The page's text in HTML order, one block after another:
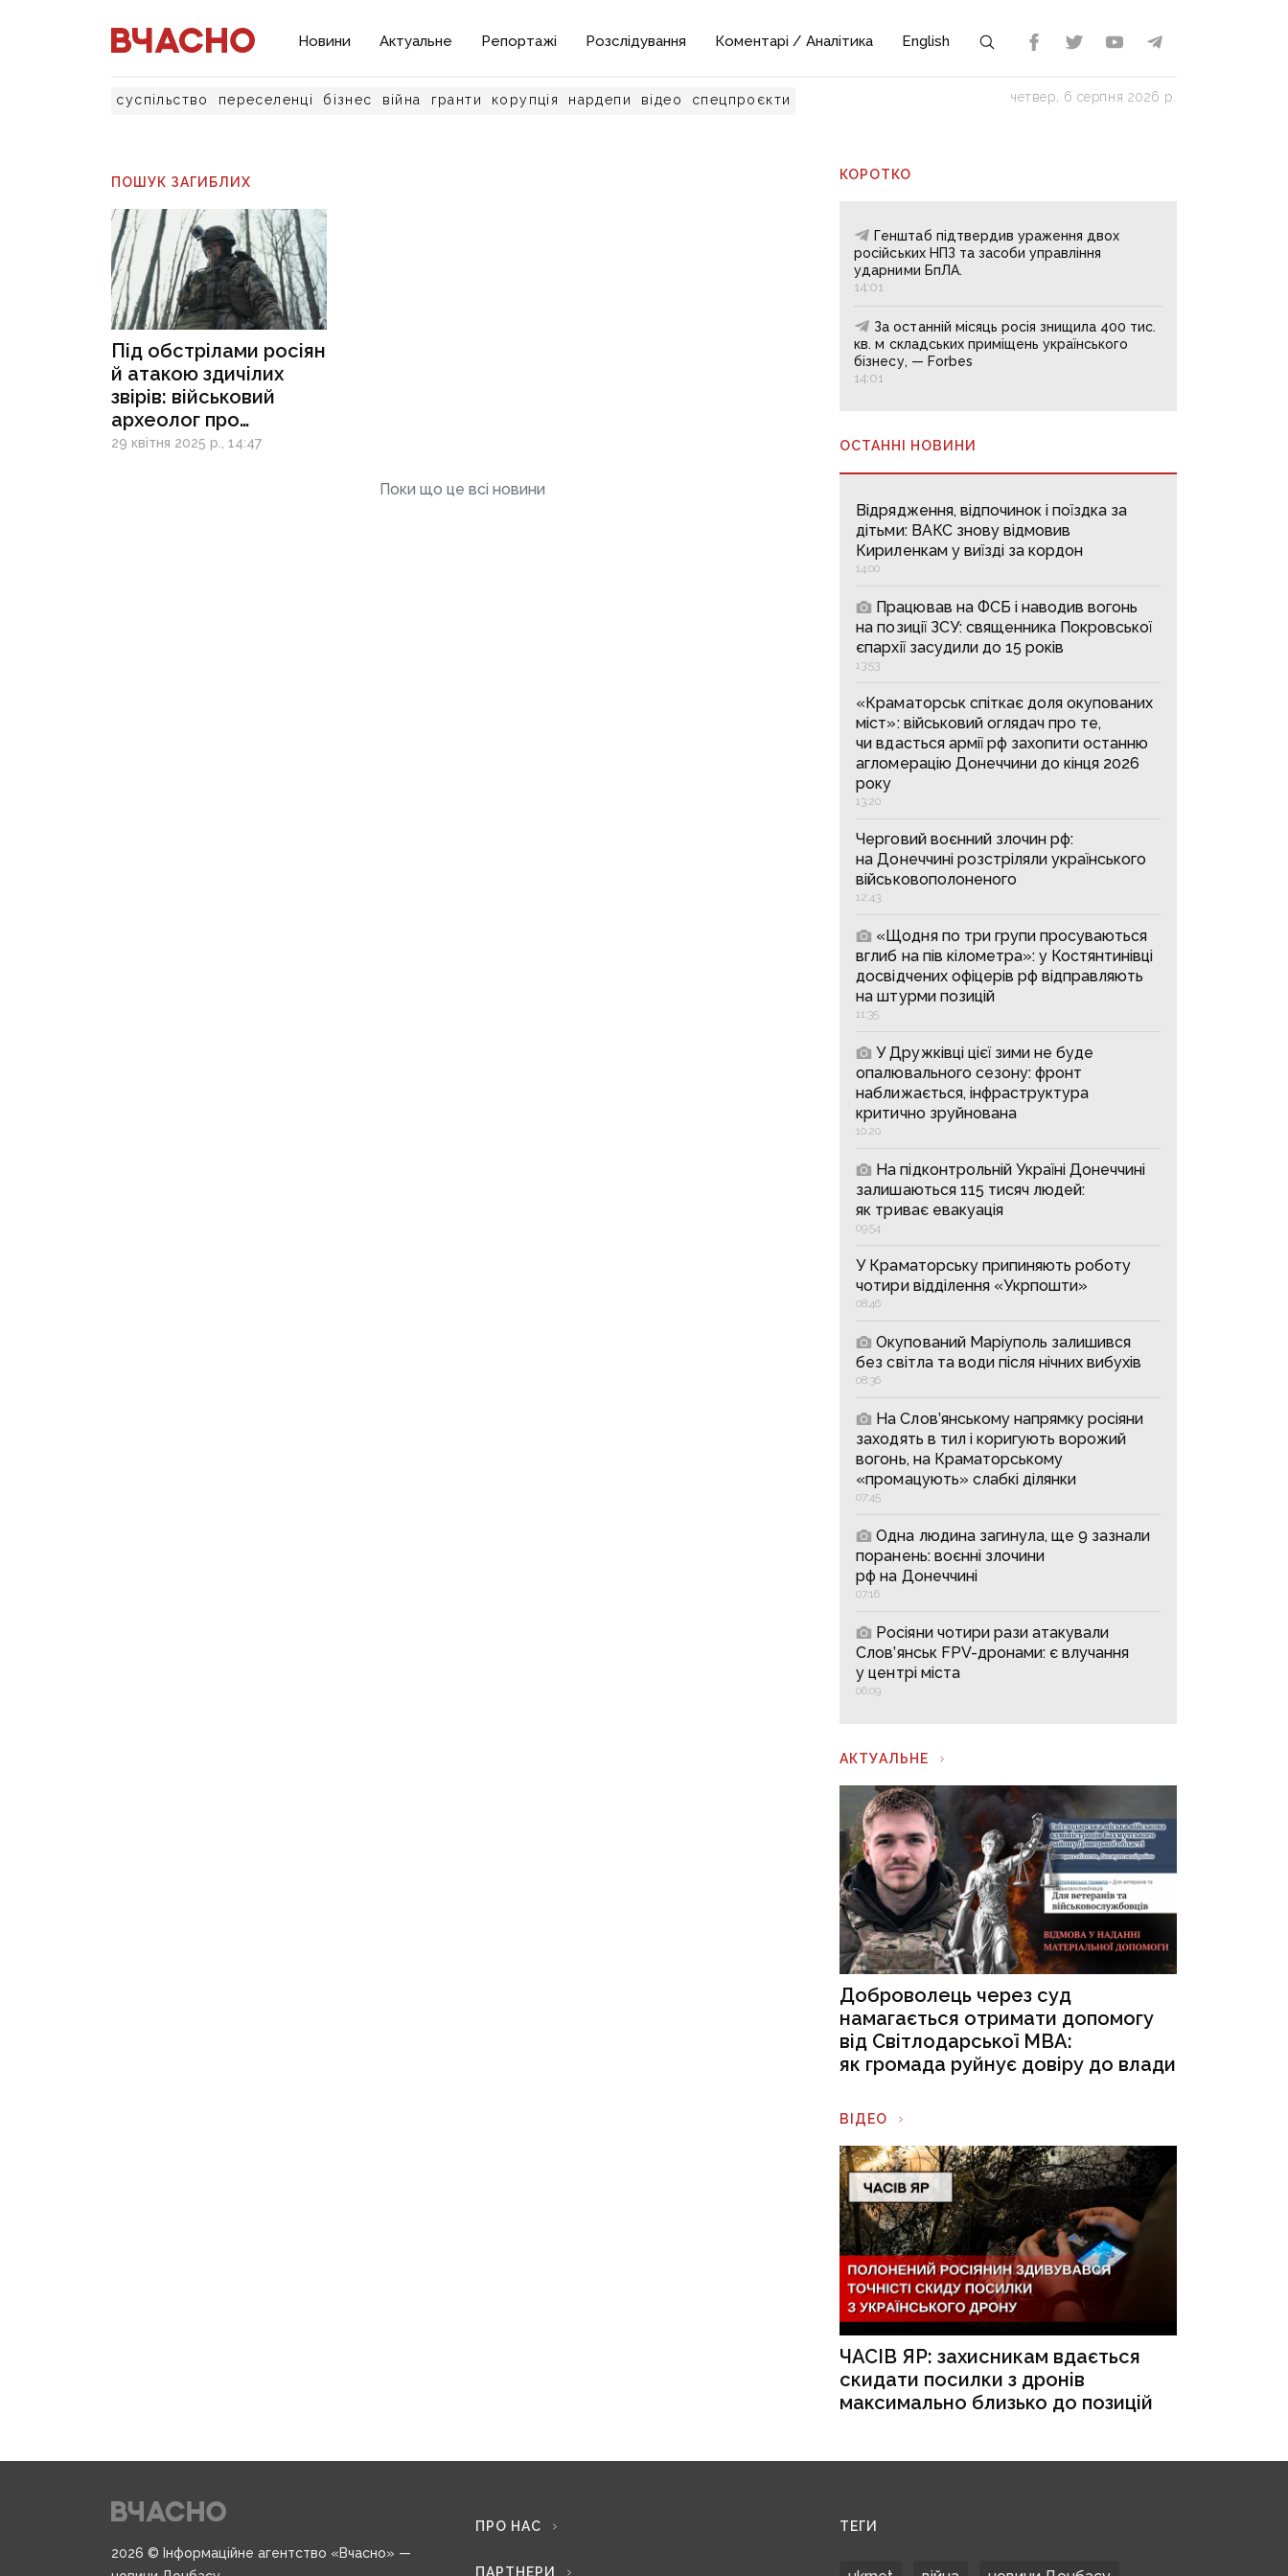
Новини Актуальне Репортажі Розслідування Коментарі / Аналітика English
суспільство переселенці бізнес війна гранти корупція нардепи відео спецпроєкти четвер, 6 серпня 2026 р.
ПОШУК ЗАГИБЛИХ
Під обстрілами росіян
й атакою здичілих
звірів: військовий
археолог про
складнощі евакуації
29 квітня 2025 р., 14:47
Поки що це всі новини
КОРОТКО
Генштаб підтвердив ураження двох
російських НПЗ та засоби управління
ударними БпЛА.
14:01
За останній місяць росія знищила 400 тис.
кв. м складських приміщень українського
бізнесу, — Forbes
14:01
ОСТАННІ НОВИНИ
Відрядження, відпочинок і поїздка за
дітьми: ВАКС знову відмовив
Кириленкам у виїзді за кордон
14:00
Працював на ФСБ і наводив вогонь
на позиції ЗСУ: священника Покровської
єпархії засудили до 15 років
13:53
«Краматорськ спіткає доля окупованих
міст»: військовий оглядач про те,
чи вдасться армії рф захопити останню
агломерацію Донеччини до кінця 2026
року
13:20
Черговий воєнний злочин рф:
на Донеччині розстріляли українського
військовополоненого
12:43
«Щодня по три групи просуваються
вглиб на пів кілометра»: у Костянтинівці
досвідчених офіцерів рф відправляють
на штурми позицій
11:35
У Дружківці цієї зими не буде
опалювального сезону: фронт
наближається, інфраструктура
критично зруйнована
10:20
На підконтрольній Україні Донеччині
залишаються 115 тисяч людей:
як триває евакуація
09:54
У Краматорську припиняють роботу
чотири відділення «Укрпошти»
08:46
Окупований Маріуполь залишився
без світла та води після нічних вибухів
08:36
На Слов’янському напрямку росіяни
заходять в тил і коригують ворожий
вогонь, на Краматорському
«промацують» слабкі ділянки
07:45
Одна людина загинула, ще 9 зазнали
поранень: воєнні злочини
рф на Донеччині
07:16
Росіяни чотири рази атакували
Слов’янськ FPV-дронами: є влучання
у центрі міста
06:09
АКТУАЛЬНЕ
Доброволець через суд
намагається отримати допомогу
від Світлодарської МВА:
як громада руйнує довіру до влади
ВІДЕО
ЧАСІВ ЯР: захисникам вдається
скидати посилки з дронів
максимально близько до позицій
2026 © Інформаційне агентство «Вчасно» —
ПРО НАС
ПАРТНЕРИ
ТЕГИ